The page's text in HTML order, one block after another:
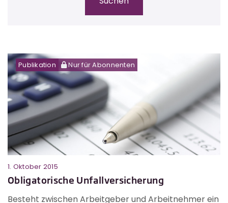
Publikation Nur für Abonnenten
1. Oktober 2015
Obligatorische Unfallversicherung
Besteht zwischen Arbeitgeber und Arbeitnehmer ein